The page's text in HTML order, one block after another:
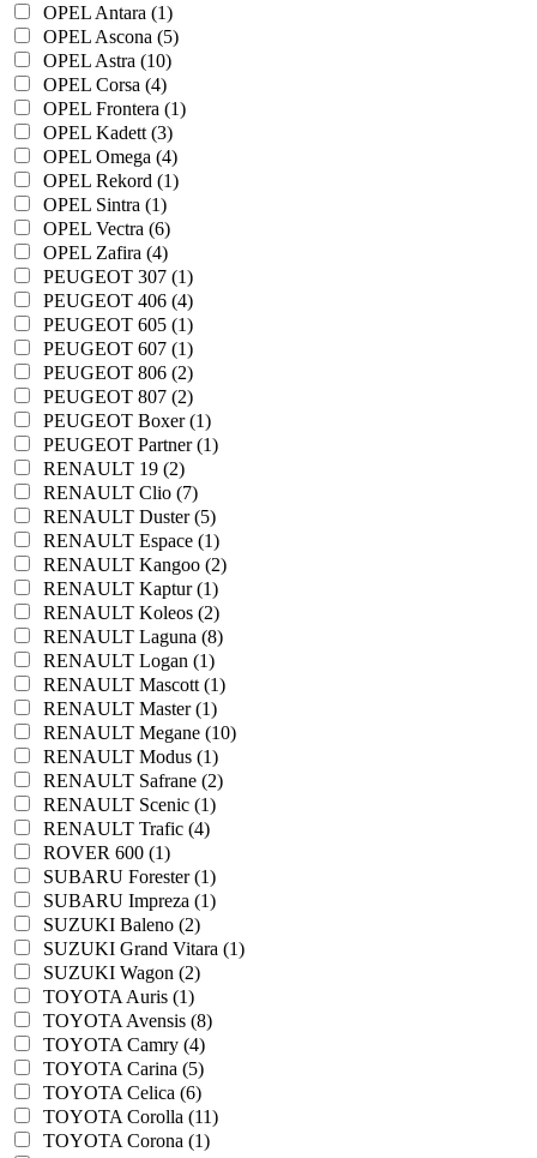
OPEL Antara (1)
OPEL Ascona (5)
OPEL Astra (10)
OPEL Corsa (4)
OPEL Frontera (1)
OPEL Kadett (3)
OPEL Omega (4)
OPEL Rekord (1)
OPEL Sintra (1)
OPEL Vectra (6)
OPEL Zafira (4)
PEUGEOT 307 (1)
PEUGEOT 406 (4)
PEUGEOT 605 (1)
PEUGEOT 607 (1)
PEUGEOT 806 (2)
PEUGEOT 807 (2)
PEUGEOT Boxer (1)
PEUGEOT Partner (1)
RENAULT 19 (2)
RENAULT Clio (7)
RENAULT Duster (5)
RENAULT Espace (1)
RENAULT Kangoo (2)
RENAULT Kaptur (1)
RENAULT Koleos (2)
RENAULT Laguna (8)
RENAULT Logan (1)
RENAULT Mascott (1)
RENAULT Master (1)
RENAULT Megane (10)
RENAULT Modus (1)
RENAULT Safrane (2)
RENAULT Scenic (1)
RENAULT Trafic (4)
ROVER 600 (1)
SUBARU Forester (1)
SUBARU Impreza (1)
SUZUKI Baleno (2)
SUZUKI Grand Vitara (1)
SUZUKI Wagon (2)
TOYOTA Auris (1)
TOYOTA Avensis (8)
TOYOTA Camry (4)
TOYOTA Carina (5)
TOYOTA Celica (6)
TOYOTA Corolla (11)
TOYOTA Corona (1)